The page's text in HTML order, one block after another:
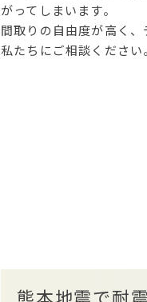
がってしまいます。
間取りの自由度が高く
私たちにご相談ください。
熊本地震で耐